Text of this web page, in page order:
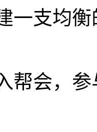
一支均
帮会，